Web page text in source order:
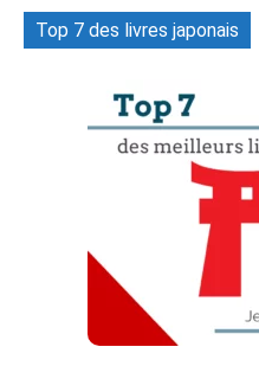
Top 7 des livres japonais